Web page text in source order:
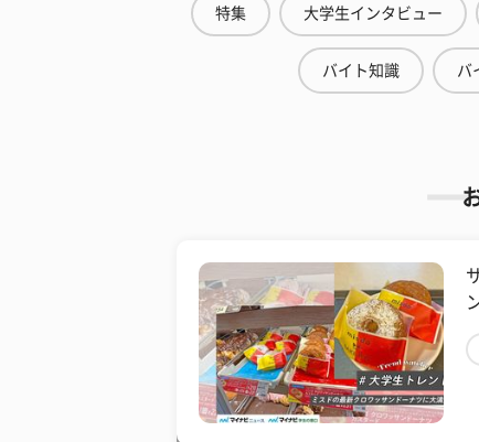
特集 大学生インタビュー
バイト知識 バ